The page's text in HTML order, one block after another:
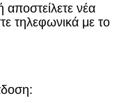
νέα
τηλεφωνικά με το